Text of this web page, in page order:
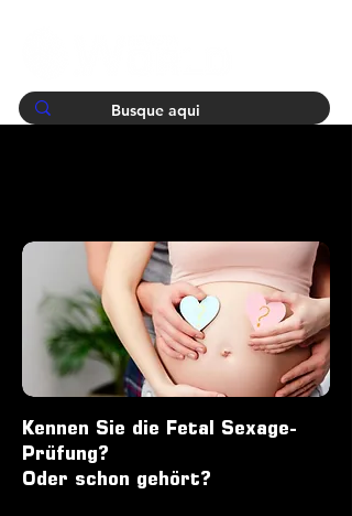
Kennen Sie die Fetal Sexage-
Prüfung?
Oder schon gehört?